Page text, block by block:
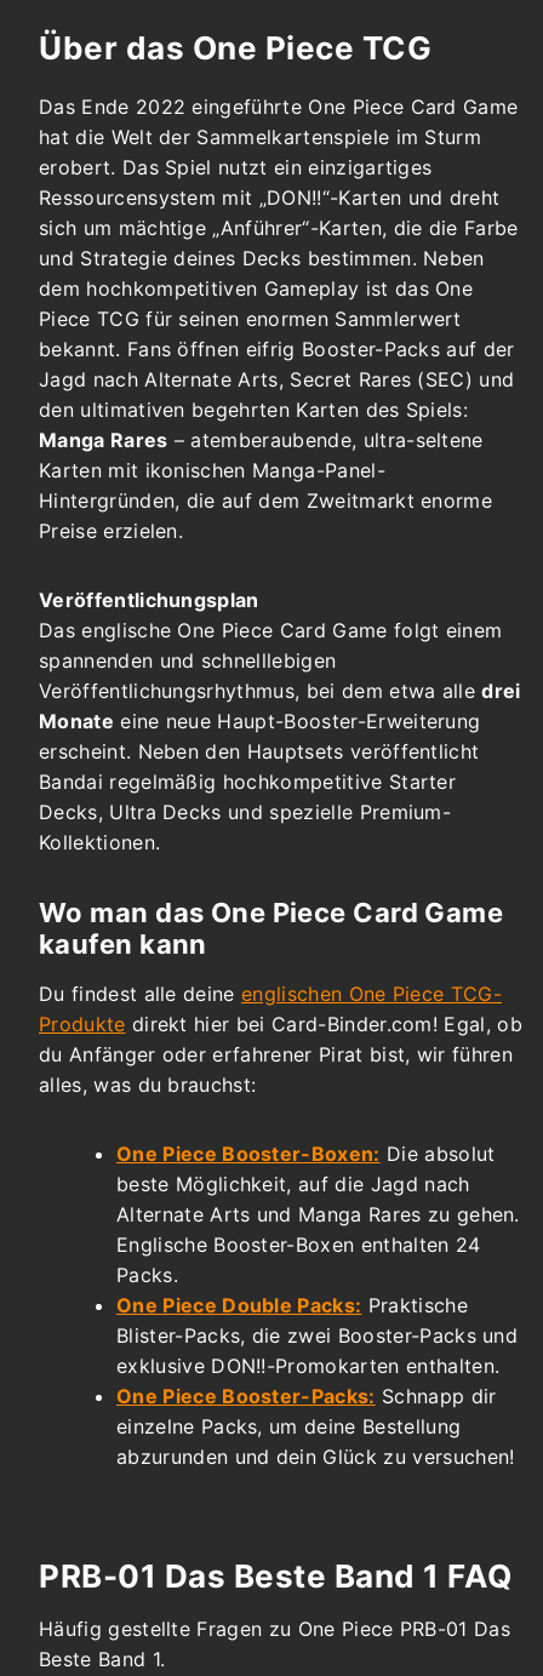
Über das One Piece TCG
Das Ende 2022 eingeführte One Piece Card Game
hat die Welt der Sammelkartenspiele im Sturm
erobert. Das Spiel nutzt ein einzigartiges
Ressourcensystem mit „DON!!“-Karten und dreht
sich um mächtige „Anführer“-Karten, die die Farbe
und Strategie deines Decks bestimmen. Neben
dem hochkompetitiven Gameplay ist das One
Piece TCG für seinen enormen Sammlerwert
bekannt. Fans öffnen eifrig Booster-Packs auf der
Jagd nach Alternate Arts, Secret Rares (SEC) und
den ultimativen begehrten Karten des Spiels:
Manga Rares – atemberaubende, ultra-seltene
Karten mit ikonischen Manga-Panel-
Hintergründen, die auf dem Zweitmarkt enorme
Preise erzielen.
Veröffentlichungsplan
Das englische One Piece Card Game folgt einem
spannenden und schnelllebigen
Veröffentlichungsrhythmus, bei dem etwa alledrei
Monate eine neue Haupt-Booster-Erweiterung
erscheint. Neben den Hauptsets veröffentlicht
Bandai regelmäßig hochkompetitive Starter
Decks, Ultra Decks und spezielle Premium-
Kollektionen.
Wo man das One Piece Card Game
kaufen kann
Du findest alle deineenglischen One Piece TCG-
Produkte direkt hier bei Card-Binder.com! Egal, ob
du Anfänger oder erfahrener Pirat bist, wir führen
alles, was du brauchst:
One Piece Booster-Boxen: Die absolut
beste Möglichkeit, auf die Jagd nach
Alternate Arts und Manga Rares zu gehen.
Englische Booster-Boxen enthalten 24
Packs.
One Piece Double Packs: Praktische
Blister-Packs, die zwei Booster-Packs und
exklusive DON!!-Promokarten enthalten.
One Piece Booster-Packs: Schnapp dir
einzelne Packs, um deine Bestellung
abzurunden und dein Glück zu versuchen!
PRB-01 Das Beste Band 1 FAQ
Häufig gestellte Fragen zu One Piece PRB-01 Das
Beste Band 1.